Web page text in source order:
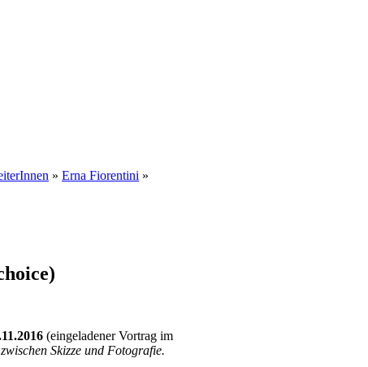
» Erna Fiorentini »
(eingeladener Vortrag im
Skizze und Fotografie.